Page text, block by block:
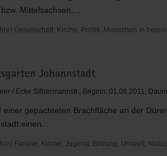
Mittelsachsen,...
Gesellschaft, Kirche, Politik, Menschen in
Johannstadt
Ecke Silbermannstr., Beginn: 01.08.2011,
einer gepachteten Brachfläche an der
einen...
Familie, Kinder, Jugend, Bildung, Umwelt,